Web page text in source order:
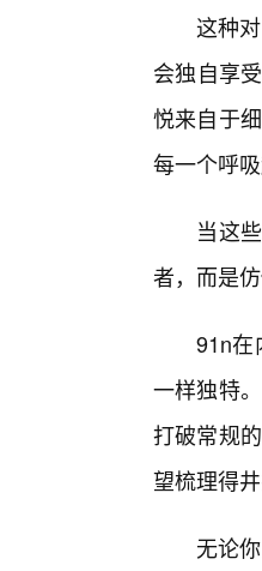
这种
会独自享
悦来自于
每一个呼
当这
者，而是
91n在
一样独特
打破常规
望梳理得井
无论